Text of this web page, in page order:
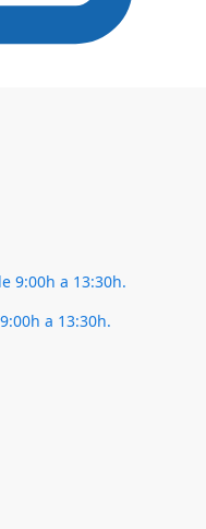
9:00h a 13:30h.
a 13:30h.